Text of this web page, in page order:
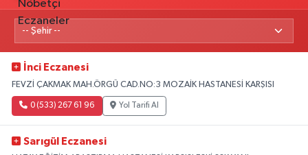
İnci Eczanesi
FEVZİ ÇAKMAK MAH.ÖRGÜ CAD.NO:3 MOZAİK HASTANESİ KARŞISI
0 (533) 267 61 96 Yol Tarifi Al
Sarıgül Eczanesi